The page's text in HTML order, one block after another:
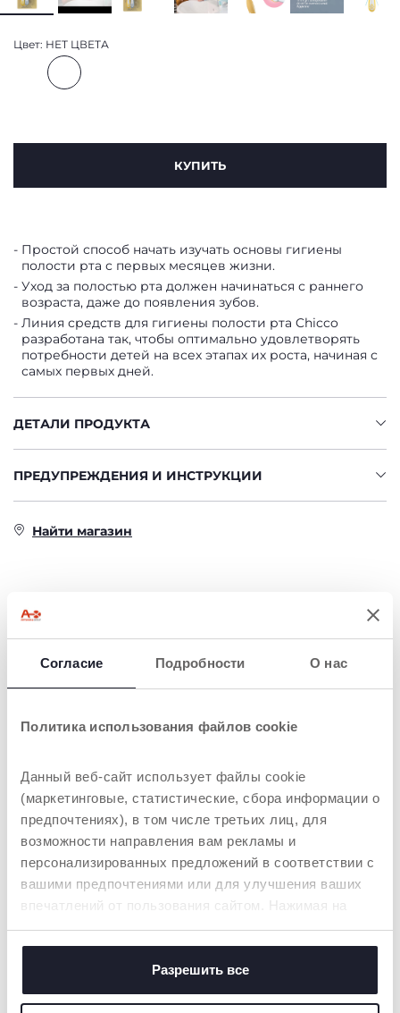
Согласие Подробности О нас
Политика использования файлов cookie
Данный веб-сайт использует файлы cookie
(маркетинговые, статистические, сбора информации о
предпочтениях), в том числе третьих лиц, для
возможности направления вам рекламы и
персонализированных предложений в соответствии с
вашими предпочтениями или для улучшения ваших
впечатлений от пользования сайтом. Нажимая на
кнопку «принять все», вы соглашаетесь с
размещением всех файлов cookie. Если вы желаете
получить больше информации или предоставить
согласие на использование некоторых файлов cookie,
Разрешить все
Цвет: НЕТ ЦВЕТА
КУПИТЬ
Простой способ начать изучать основы гигиены
полости рта с первых месяцев жизни.
Уход за полостью рта должен начинаться с раннего
возраста, даже до появления зубов.
Линия средств для гигиены полости рта Chicco
разработана так, чтобы оптимально удовлетворять
потребности детей на всех этапах их роста, начиная с
самых первых дней.
ДЕТАЛИ ПРОДУКТА
ПРЕДУПРЕЖДЕНИЯ И ИНСТРУКЦИИ
Найти магазин
ЗАИНТЕРЕСОВАТЬ
+ ЦВЕТА
ЗУБНАЯ ЩЕТКА ПЕРВЫЕ
ЗУБЫ 6-36 МЕСЯЦЕВ
+ ЦВЕТА
ЗУБНАЯ ЩЕТКА ПЕРВЫЕ
ЗУБЫ 6-36 МЕСЯЦЕВ
НАШ СОВЕТ